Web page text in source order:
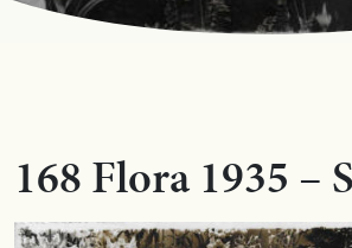
168 Flora 1935 –